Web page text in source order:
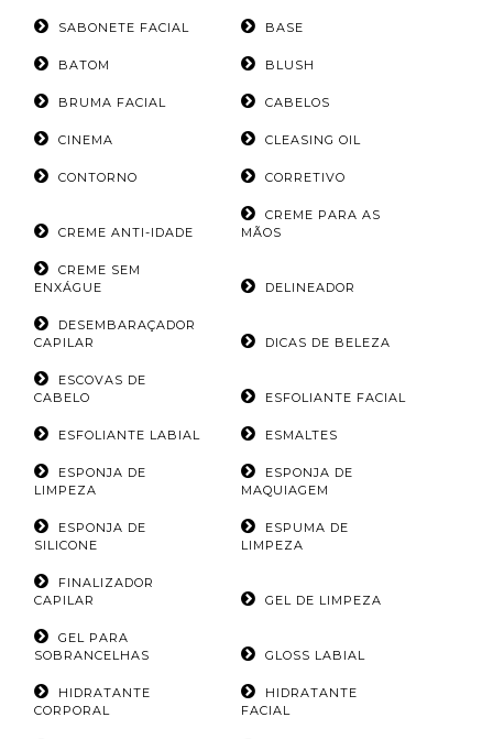
SABONETE FACIAL BASE
BATOM BLUSH
BRUMA FACIAL CABELOS
CINEMA CLEASING OIL
CONTORNO CORRETIVO
CREME ANTI-IDADE
CREME PARA AS
MÃOS
CREME SEM
ENXÁGUE
DELINEADOR
DESEMBARAÇADOR
CAPILAR
DICAS DE BELEZA
ESCOVAS DE
CABELO
ESFOLIANTE FACIAL
ESFOLIANTE LABIAL ESMALTES
ESPONJA DE
LIMPEZA
ESPONJA DE
MAQUIAGEM
ESPONJA DE
SILICONE
ESPUMA DE
LIMPEZA
FINALIZADOR
CAPILAR
GEL DE LIMPEZA
GEL PARA
SOBRANCELHAS
GLOSS LABIAL
HIDRATANTE
CORPORAL
HIDRATANTE
FACIAL